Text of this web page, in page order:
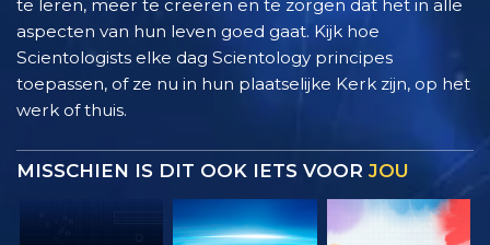
te leren, meer te creëren en te zorgen dat het in alle
aspecten van hun leven goed gaat. Kijk hoe
Scientologists elke dag Scientology principes
toepassen, of ze nu in hun plaatselijke Kerk zijn, op het
werk of thuis.
MISSCHIEN IS DIT OOK IETS VOOR JOU